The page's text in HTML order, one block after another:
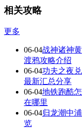
相关攻略
更多
06-04战神诸神
渡鸦攻略介绍
06-04功夫之夜
最新汇总分享
06-04地铁跑酷
在哪里
06-04归龙潮中
览